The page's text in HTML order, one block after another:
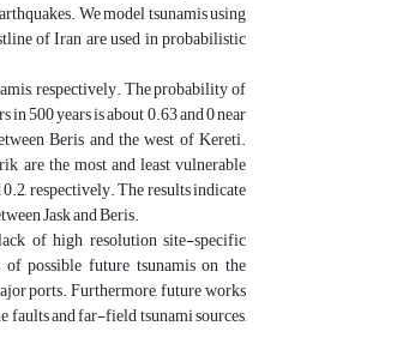
We model tsunamis using
of Iran are used in probabilistic
respectively. The probability of
500 years is about 0.63 and 0 near
Beris and the west of Kereti.
are the most and least vulnerable
respectively. The results indicate
Jask and Beris.
of high resolution site-specific
possible future tsunamis on the
ports. Furthermore, future works
faults and far-field tsunami sources,